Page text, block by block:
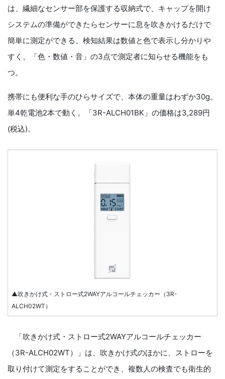
は、繊細なセンサー部を保護する収納式で、キャップを開け
システムの準備ができたらセンサーに息を吹きかけるだけで
簡単に測定ができる。検知結果は数値と色で表示し分かりや
すく、「色・数値・音」の3点で測定者に知らせる機能をも
つ。
携帯にも便利な手のひらサイズで、本体の重量はわずか30g。
単4乾電池2本で動く。「3R-ALCH01BK」の価格は3,289円
(税込)。
▲吹きかけ式・ストロー式2WAYアルコールチェッカー（3R-
ALCH02WT）
「吹きかけ式・ストロー式2WAYアルコールチェッカー
（3R-ALCH02WT）」は、吹きかけ式のほかに、ストローを
取り付けて測定をすることができ、複数人の検査でも衛生的